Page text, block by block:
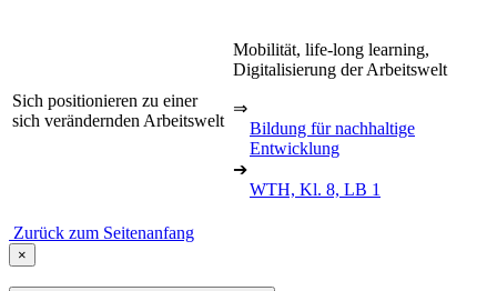
Sich positionieren zu einer
sich verändernden Arbeitswelt
Mobilität, life-long learning,
Digitalisierung der Arbeitswelt
⇒
Bildung für nachhaltige
Entwicklung
➔
WTH, Kl. 8, LB 1
Zurück zum Seitenanfang
×